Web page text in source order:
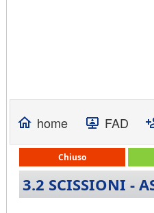
home FAD
Chiuso
3.2 SCISSIONI -